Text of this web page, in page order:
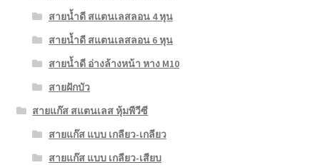
สายน้ำดี สแตนเลสลอน 4 หุน
สายน้ำดี สแตนเลสลอน 6 หุน
สายน้ำดี อ่างล้างหน้า หาง M10
สายฝักบัว
สายแก๊ส สแตนเลส หุ้มพีวีซี
สายแก๊ส แบบ เกลียว-เกลียว
สายแก๊ส แบบ เกลียว-เสียบ